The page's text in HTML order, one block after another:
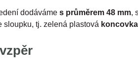
dodáváme s průměrem 48 mm,
sloupku, tj. zelená plastová